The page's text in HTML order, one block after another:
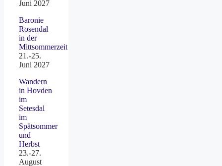
Juni 2027
Baronie
Rosendal
in der
Mittsommerzeit
21.-25.
Juni 2027
Wandern
in Hovden
im
Setesdal
im
Spätsommer
und
Herbst
23.-27.
August